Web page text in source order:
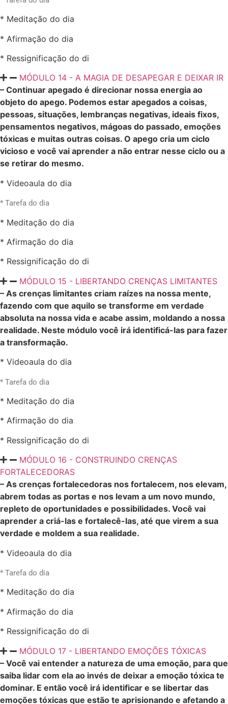
* Meditação do dia
* Afirmação do dia
* Ressignificação do di
MÓDULO 14 - A MAGIA DE DESAPEGAR E DEIXAR IR
– Continuar apegado é direcionar nossa energia ao
objeto do apego. Podemos estar apegados a coisas,
pessoas, situações, lembranças negativas, ideais fixos,
pensamentos negativos, mágoas do passado, emoções
tóxicas e muitas outras coisas. O apego cria um ciclo
vicioso e você vai aprender a não entrar nesse ciclo ou a
se retirar do mesmo.
* Videoaula do dia
* Tarefa do dia
* Meditação do dia
* Afirmação do dia
* Ressignificação do di
MÓDULO 15 - LIBERTANDO CRENÇAS LIMITANTES
– As crenças limitantes criam raízes na nossa mente,
fazendo com que aquilo se transforme em verdade
absoluta na nossa vida e acabe assim, moldando a nossa
realidade. Neste módulo você irá identificá-las para fazer
a transformação.
* Videoaula do dia
* Tarefa do dia
* Meditação do dia
* Afirmação do dia
* Ressignificação do di
MÓDULO 16 - CONSTRUINDO CRENÇAS
FORTALECEDORAS
– As crenças fortalecedoras nos fortalecem, nos elevam,
abrem todas as portas e nos levam a um novo mundo,
repleto de oportunidades e possibilidades. Você vai
aprender a criá-las e fortalecê-las, até que virem a sua
verdade e moldem a sua realidade.
* Videoaula do dia
* Tarefa do dia
* Meditação do dia
* Afirmação do dia
* Ressignificação do di
MÓDULO 17 - LIBERTANDO EMOÇÕES TÓXICAS
– Você vai entender a natureza de uma emoção, para que
saiba lidar com ela ao invés de deixar a emoção tóxica te
dominar. E então você irá identificar e se libertar das
emoções tóxicas que estão te aprisionando e afetando a